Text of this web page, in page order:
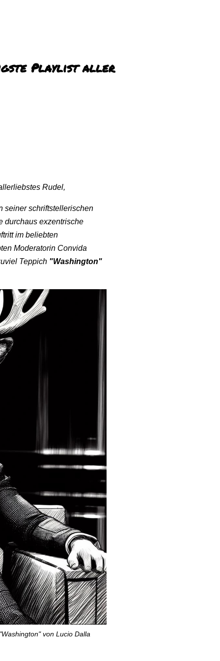
Playlist aller
Rudel,
seiner schriftstellerischen
durchaus exzentrische
im beliebten
Moderatorin Convida
Teppich "Washington"
von Lucio Dalla